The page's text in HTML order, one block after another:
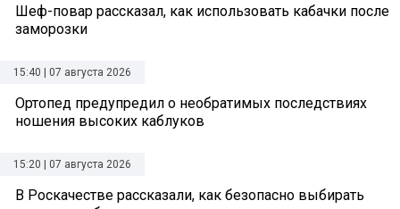
Шеф-повар рассказал, как использовать кабачки после
заморозки
15:40 | 07 августа 2026
Ортопед предупредил о необратимых последствиях
ношения высоких каблуков
15:20 | 07 августа 2026
В Роскачестве рассказали, как безопасно выбирать